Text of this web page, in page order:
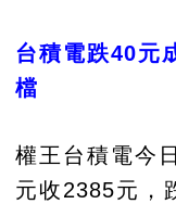
台積電跌40元
檔
權王台積電今
元收2385元，